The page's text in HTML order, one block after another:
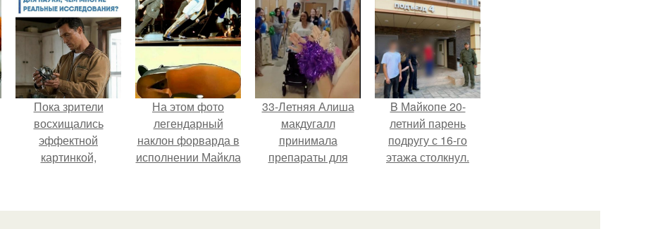
Пока зрители
восхищались
эффектной
картинкой,
построили одну из
На этом фото
легендарный
наклон форварда в
исполнении Майкла
бросающий вызов
33-Летняя Алиша
макдугалл
принимала
препараты для
метаболического
B Мaйкопе 20-
летний парень
подругу с 16-го
этажа столкнул.